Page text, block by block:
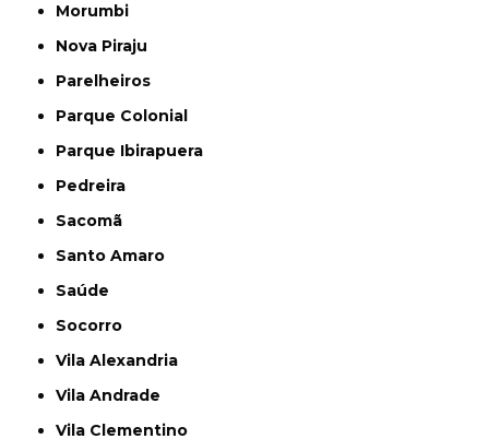
Morumbi
Nova Piraju
Parelheiros
Parque Colonial
Parque Ibirapuera
Pedreira
Sacomã
Santo Amaro
Saúde
Socorro
Vila Alexandria
Vila Andrade
Vila Clementino